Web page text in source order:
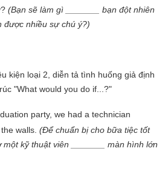
(Bạn sẽ làm gì _______ bạn đột nhiên
được nhiều sự chú ý?)
kiện loại 2, diễn tả tình huống giả định
"What would you do if...?"
party, we had a technician
walls. (Để chuẩn bị cho bữa tiệc tốt
kỹ thuật viên _______ màn hình lớn